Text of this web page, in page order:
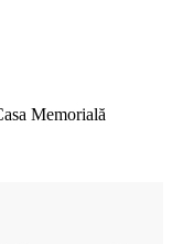
Memorială